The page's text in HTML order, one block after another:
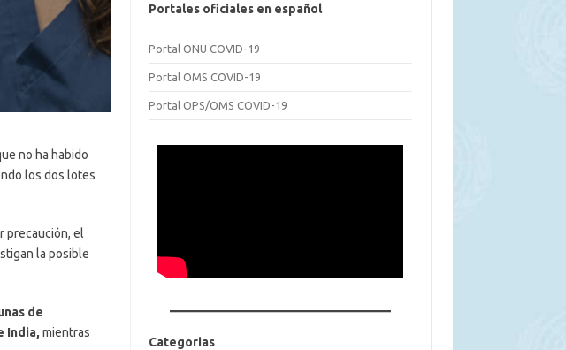
no ha habido
los dos lotes
precaución, el
la posible
de
India, mientras
Portales oficiales en español
Portal ONU COVID-19
Portal OMS COVID-19
Portal OPS/OMS COVID-19
Categorias